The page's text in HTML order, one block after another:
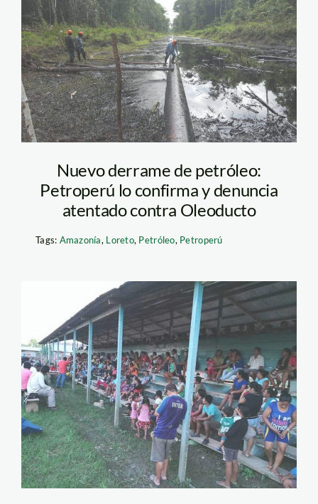
Nuevo derrame de petróleo:
Petroperú lo confirma y denuncia
atentado contra Oleoducto
Tags: Amazonía, Loreto, Petróleo, Petroperú
poblacion-maypuco